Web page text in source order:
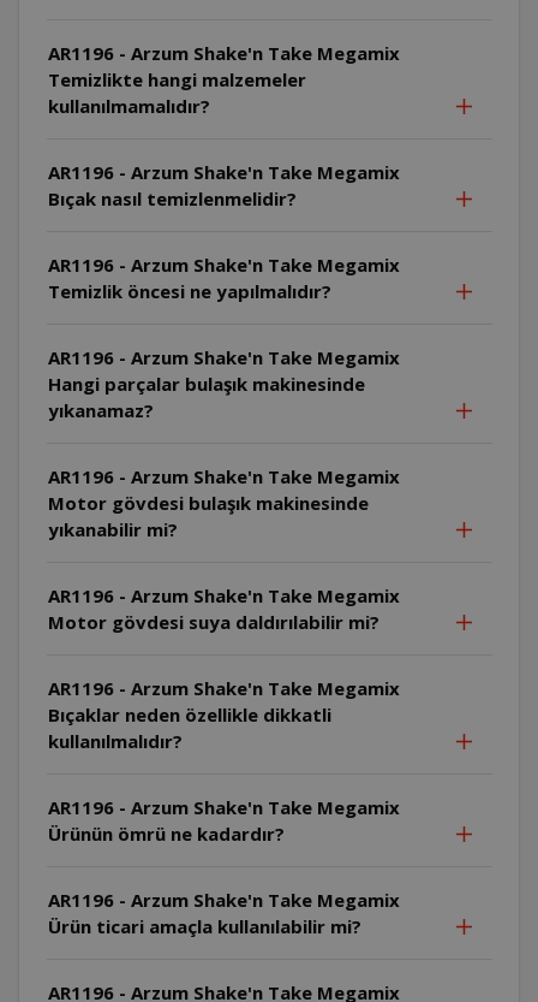
AR1196 - Arzum Shake'n Take Megamix
Temizlikte hangi malzemeler
kullanılmamalıdır?
AR1196 - Arzum Shake'n Take Megamix
Bıçak nasıl temizlenmelidir?
AR1196 - Arzum Shake'n Take Megamix
Temizlik öncesi ne yapılmalıdır?
AR1196 - Arzum Shake'n Take Megamix
Hangi parçalar bulaşık makinesinde
yıkanamaz?
AR1196 - Arzum Shake'n Take Megamix
Motor gövdesi bulaşık makinesinde
yıkanabilir mi?
AR1196 - Arzum Shake'n Take Megamix
Motor gövdesi suya daldırılabilir mi?
AR1196 - Arzum Shake'n Take Megamix
Bıçaklar neden özellikle dikkatli
kullanılmalıdır?
AR1196 - Arzum Shake'n Take Megamix
Ürünün ömrü ne kadardır?
AR1196 - Arzum Shake'n Take Megamix
Ürün ticari amaçla kullanılabilir mi?
AR1196 - Arzum Shake'n Take Megamix